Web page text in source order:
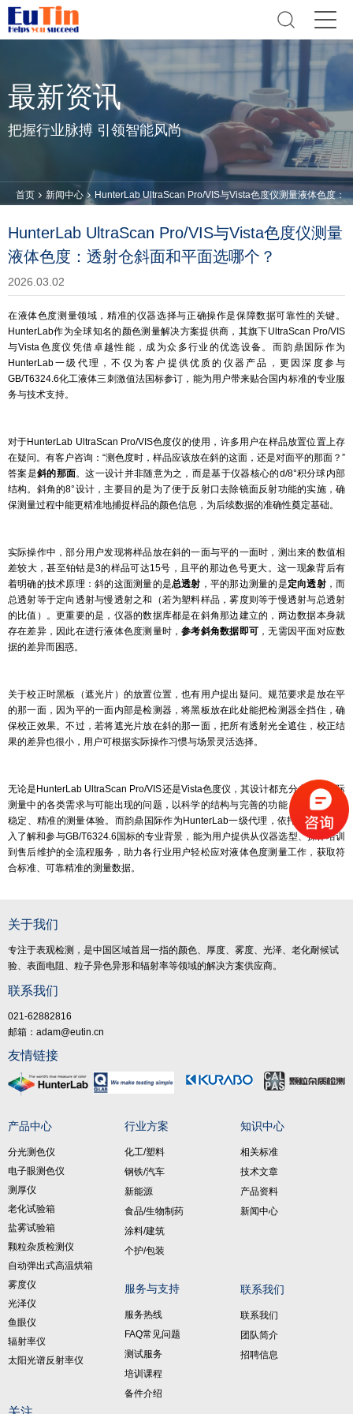
最新资讯
把握行业脉搏 引领智能风尚
首页 新闻中心 HunterLab UltraScan Pro/VIS与Vista色度仪测量液体色度：
HunterLab UltraScan Pro/VIS与Vista色度仪测量
液体色度：透射仓斜面和平面选哪个？
2026.03.02
在液体色度测量领域，精准的仪器选择与正确操作是保障数据可靠性的关键。
HunterLab作为全球知名的颜色测量解决方案提供商，其旗下UltraScan Pro/VIS
与Vista色度仪凭借卓越性能，成为众多行业的优选设备。而韵鼎国际作为
HunterLab一级代理，不仅为客户提供优质的仪器产品，更因深度参与
GB/T6324.6化工液体三刺激值法国标参订，能为用户带来贴合国内标准的专业服
务与技术支持。
对于HunterLab UltraScan Pro/VIS色度仪的使用，许多用户在样品放置位置上存
在疑问。有客户咨询：“测色度时，样品应该放在斜的这面，还是对面平的那面？”
答案是斜的那面。这一设计并非随意为之，而是基于仪器核心的d/8°积分球内部
结构。斜角的8°设计，主要目的是为了便于反射口去除镜面反射功能的实施，确
保测量过程中能更精准地捕捉样品的颜色信息，为后续数据的准确性奠定基础。
实际操作中，部分用户发现将样品放在斜的一面与平的一面时，测出来的数值相
差较大，甚至铂钴是3的样品可达15号，且平的那边色号更大。这一现象背后有
着明确的技术原理：斜的这面测量的是总透射 ，平的那边测量的是定向透射，而
总透射等于定向透射与慢透射之和（若为塑料样品，雾度则等于慢透射与总透射
的比值）。更重要的是，仪器的数据库都是在斜角那边建立的，两边数据本身就
存在差异，因此在进行液体色度测量时，参考斜角数据即可 ，无需因平面对应数
据的差异而困惑。
关于校正时黑板（遮光片）的放置位置，也有用户提出疑问。规范要求是放在平
的那一面，因为平的一面内部是检测器，将黑板放在此处能把检测器全挡住，确
保校正效果。不过，若将遮光片放在斜的那一面，把所有透射光全遮住，校正结
果的差异也很小，用户可根据实际操作习惯与场景灵活选择。
无论是HunterLab UltraScan Pro/VIS还是Vista色度仪，其设计都充分考虑了实际
测量中的各类需求与可能出现的问题，以科学的结构与完善的功能，为用户提供
稳定、精准的测量体验。而韵鼎国际作为HunterLab一级代理，依托对产品的深
入了解和参与GB/T6324.6国标的专业背景，能为用户提供从仪器选型、操作培训
到售后维护的全流程服务，助力各行业用户轻松应对液体色度测量工作，获取符
合标准、可靠精准的测量数据。
关于我们
专注于表观检测，是中国区域首屈一指的颜色、厚度、雾度、光泽、老化耐候试
验、表面电阻、粒子异色异形和辐射率等领域的解决方案供应商。
联系我们
021-62882816
邮箱：adam@eutin.cn
友情链接
产品中心
分光测色仪
电子眼测色仪
测厚仪
老化试验箱
盐雾试验箱
颗粒杂质检测仪
自动弹出式高温烘箱
雾度仪
光泽仪
鱼眼仪
辐射率仪
太阳光谱反射率仪
行业方案
化工/塑料
钢铁/汽车
新能源
食品/生物制药
涂料/建筑
个护/包装
服务与支持
服务热线
FAQ常见问题
测试服务
培训课程
备件介绍
知识中心
相关标准
技术文章
产品资料
新闻中心
联系我们
联系我们
团队简介
招聘信息